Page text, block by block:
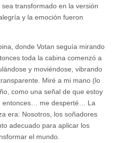
transformado en la versión
y la emoción fueron
donde Votan seguía mirando
toda la cabina comenzó a
y moviéndose, vibrando
Miré a mi mano (lo
como una señal de que estoy
entonces… me desperté… La
era: Nosotros, los soñadores
adecuado para aplicar los
el mundo.